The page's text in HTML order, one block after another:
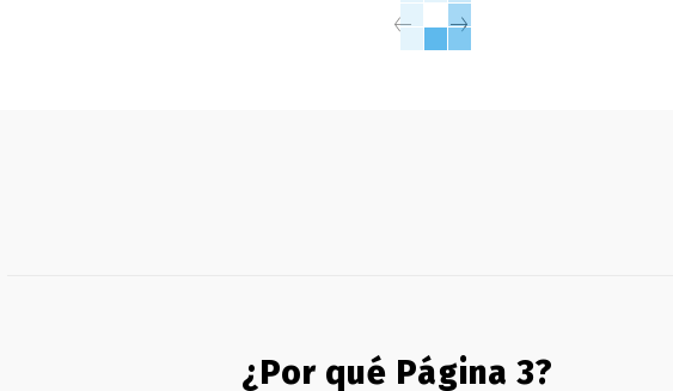
¿Por qué Página 3?